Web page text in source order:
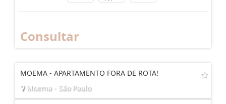
Consultar
MOEMA - APARTAMENTO FORA DE ROTA!
Moema - São Paulo